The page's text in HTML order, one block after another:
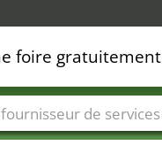
foire gratuitement
fournisseur de services